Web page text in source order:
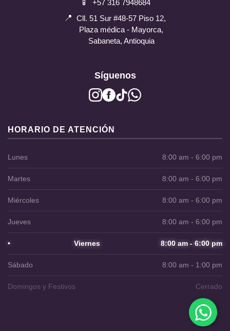
📱
+57 316 7948684
📍 Cll. 51 Sur #48-57 Piso 12,
Plaza médica - Mayorca,
Sabaneta, Antioquia
Síguenos
HORARIO DE ATENCIÓN
Lunes 8:00 am - 6:00 pm
Martes 8:00 am - 6:00 pm
Miércoles 8:00 am - 6:00 pm
Jueves 8:00 am - 6:00 pm
• Viernes 8:00 am - 6:00 pm
Sábado 8:00 am - 1:00 pm
Domingos y Festivos Cerrado